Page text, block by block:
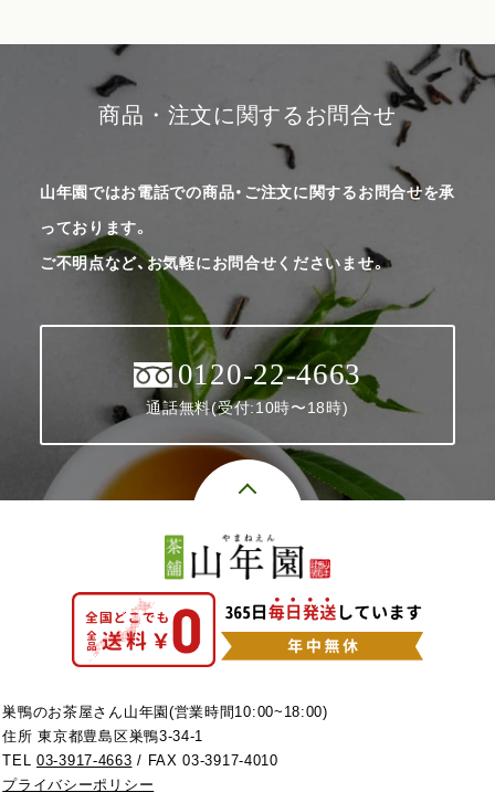
商品・注文に関するお問合せ
山年園ではお電話での商品・ご注文に関するお問合せを承
っております。
ご不明点など、お気軽にお問合せくださいませ。
0120-22-4663
通話無料(受付:10時〜18時)
巣鴨のお茶屋さん山年園(営業時間10:00~18:00)
住所 東京都豊島区巣鴨3-34-1
TEL03-3917-4663 / FAX 03-3917-4010
プライバシーポリシー